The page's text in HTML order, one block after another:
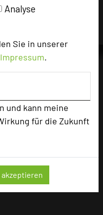
Analyse
Sie in unserer
Impressum.
und kann meine
für die Zukunft
Alle akzeptieren